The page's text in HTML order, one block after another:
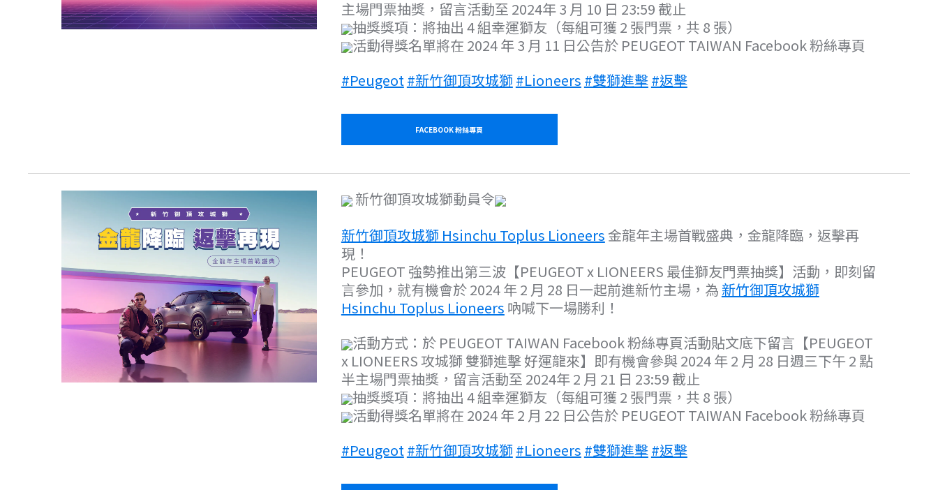
主場門票抽獎，留言活動至 2024年 3 月 10 日 23:59 截止
抽獎獎項：將抽出 4 組幸運獅友（每組可獲 2 張門票，共 8 張）
活動得獎名單將在 2024 年 3 月 11 日公告於 PEUGEOT TAIWAN Facebook 粉絲專頁
#Peugeot#新竹御頂攻城獅#Lioneers #雙獅進擊#返擊
FACEBOOK 粉絲專頁
新竹御頂攻城獅動員令
新竹御頂攻城獅 Hsinchu Toplus Lioneers 金龍年主場首戰盛典，金龍降臨，返擊再
現！
PEUGEOT 強勢推出第三波【PEUGEOT x LIONEERS 最佳獅友門票抽獎】活動，即刻留
言參加，就有機會於 2024 年 2 月 28 日一起前進新竹主場，為 新竹御頂攻城獅
Hsinchu Toplus Lioneers 吶喊下一場勝利！
活動方式：於 PEUGEOT TAIWAN Facebook 粉絲專頁活動貼文底下留言【PEUGEOT
x LIONEERS 攻城獅 雙獅進擊 好運龍來】即有機會參與 2024 年 2 月 28 日週三下午 2 點
半主場門票抽獎，留言活動至 2024年 2 月 21 日 23:59 截止
抽獎獎項：將抽出 4 組幸運獅友（每組可獲 2 張門票，共 8 張）
活動得獎名單將在 2024 年 2 月 22 日公告於 PEUGEOT TAIWAN Facebook 粉絲專頁
#Peugeot#新竹御頂攻城獅#Lioneers #雙獅進擊#返擊